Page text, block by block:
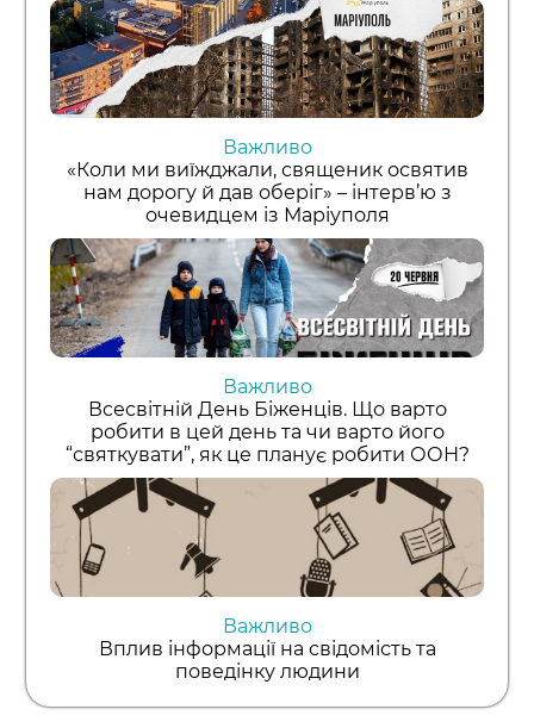
Важливо
«Коли ми виїжджали, священик освятив
нам дорогу й дав оберіг» – інтерв’ю з
очевидцем із Маріуполя
Важливо
Всесвітній День Біженців. Що варто
робити в цей день та чи варто його
“святкувати”, як це планує робити ООН?
Важливо
Вплив інформації на свідомість та
поведінку людини